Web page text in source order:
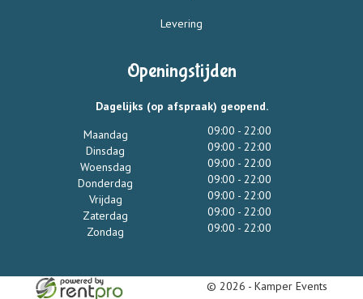
Levering
Openingstijden
Dagelijks (op afspraak) geopend.
Maandag
Dinsdag
Woensdag
Donderdag
Vrijdag
Zaterdag
Zondag
09:00 - 22:00
09:00 - 22:00
09:00 - 22:00
09:00 - 22:00
09:00 - 22:00
09:00 - 22:00
09:00 - 22:00
© 2026 - Kamper Events